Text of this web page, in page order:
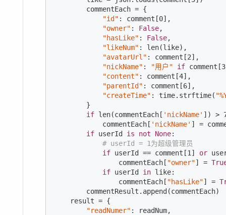
        commentEach = {
"id" : comment[0],
"owner" : False,
"hasLike" : False,
"likeNum" : len(like),
"avatarUrl" : comment[2],
"nickName" : "用户" if comment[3
"content" : comment[4],
"parentId" : comment[6],
"createTime" : time.strftime(
        }
if len(commentEach[ 'nickName' ]) >
            commentEach[
'nickName' ] =
if userId is not None:
# userId = 1为超级管理员
if userId == comment[1 ] or
                commentEach[
"owner"] =
if userId in like:
                commentEach[
"hasLike"] =
        commentResult.append(commentEach)
    result = {
"readNumer" : readNum,